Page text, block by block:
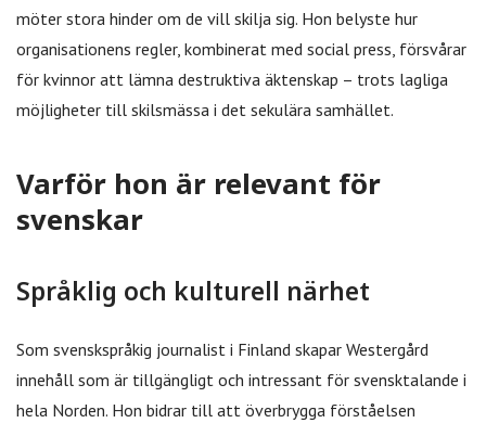
möter stora hinder om de vill skilja sig. Hon belyste hur
organisationens regler, kombinerat med social press, försvårar
för kvinnor att lämna destruktiva äktenskap – trots lagliga
möjligheter till skilsmässa i det sekulära samhället.
Varför hon är relevant för
svenskar
Språklig och kulturell närhet
Som svenskspråkig journalist i Finland skapar Westergård
innehåll som är tillgängligt och intressant för svensktalande i
hela Norden. Hon bidrar till att överbrygga förståelsen